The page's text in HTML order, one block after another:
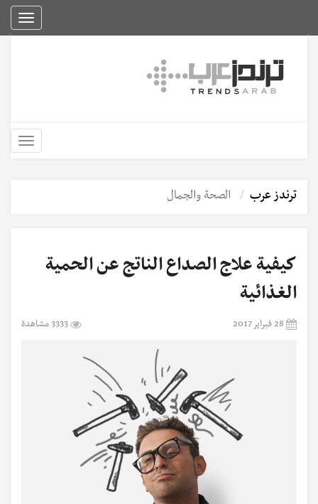
Toggle
Toggle
ترندز عرب الصحة والجمال
كيفية علاج الصداع الناتج عن الحمية
الغذائية
28 فبراير 2017 3333 مشاهدة